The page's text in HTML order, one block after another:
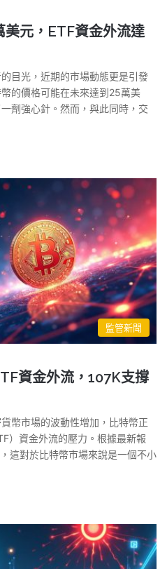
美元，ETF資金外流達
目光，近期的市場動態更是引發
的價格可能在未來達到25萬美
劑強心針。然而，與此同時，交
監管新聞
資金外流，107K支撐
幣市場的波動性增加，比特幣正
）資金外流的壓力。根據最新報
這對於比特幣市場來說是一個不小